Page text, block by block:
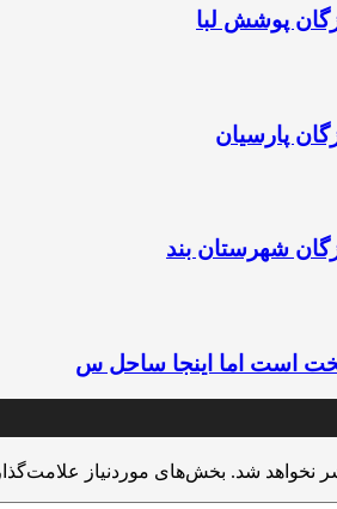
پوشش لبا
پارسیان
شهرستان بند
است اما اینجا ساحل س
نخواهد شد. بخش‌های موردنیاز